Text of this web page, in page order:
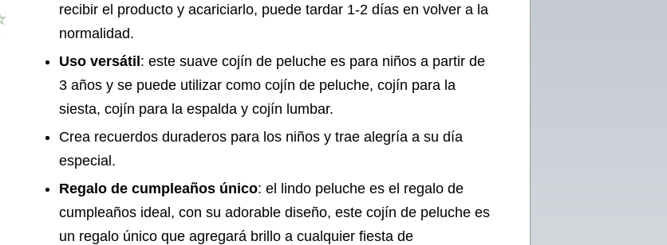
recibir el producto y acariciarlo, puede tardar 1-2 días en volver a la
normalidad.
Uso versátil : este suave cojín de peluche es para niños a partir de
3 años y se puede utilizar como cojín de peluche, cojín para la
siesta, cojín para la espalda y cojín lumbar.
Crea recuerdos duraderos para los niños y trae alegría a su día
especial.
Regalo de cumpleaños único: el lindo peluche es el regalo de
cumpleaños ideal, con su adorable diseño, este cojín de peluche es
un regalo único que agregará brillo a cualquier fiesta de